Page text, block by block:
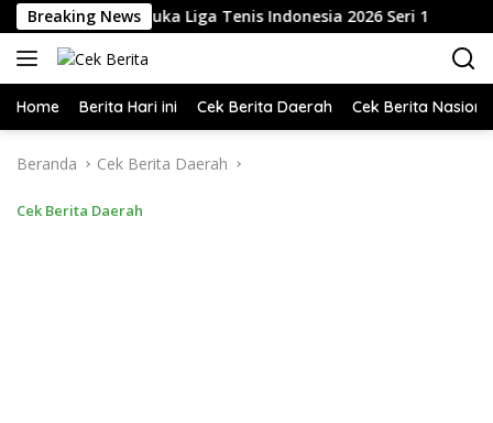
Langsung
ke
konten
Breaking News
M.Si. Buka Liga Tenis Indonesia 2026 Seri 1
Home Berita Hari ini Cek Berita Daerah Cek Berita
Beranda Cek Berita Daerah
Cek Berita Daerah